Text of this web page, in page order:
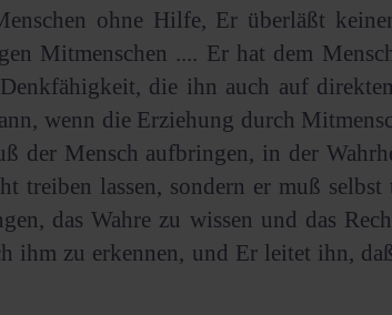
ohne Hilfe, Er überläßt
Mitmenschen .... Er hat dem
die ihn auch auf
wenn die Erziehung durch
der Mensch aufbringen, in der
treiben lassen, sondern er muß selbst
das Wahre zu wissen und das
ihm zu erkennen, und Er leitet ihn,